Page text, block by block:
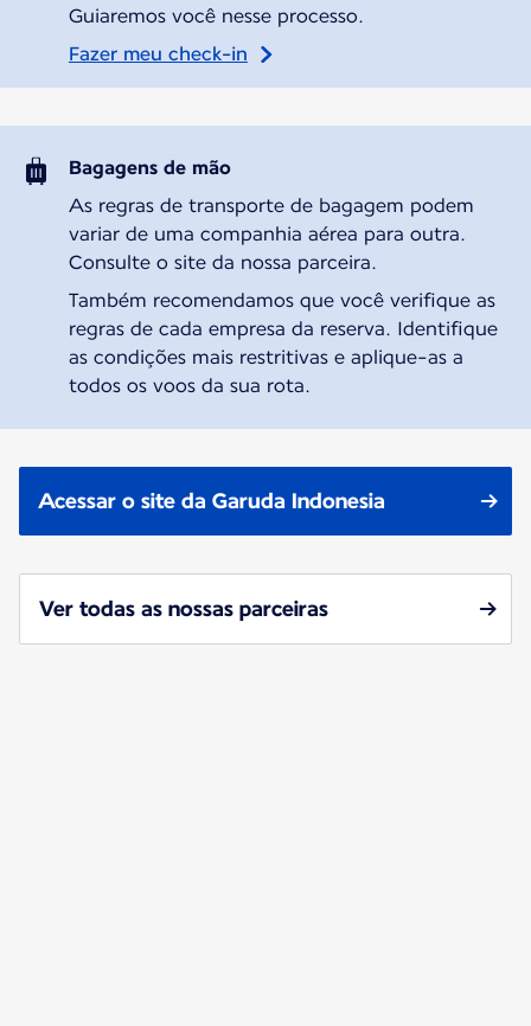
Guiaremos você nesse processo.
Fazer meu check-in
Bagagens de mão
As regras de transporte de bagagem podem
variar de uma companhia aérea para outra.
Consulte o site da nossa parceira.
Também recomendamos que você verifique as
regras de cada empresa da reserva. Identifique
as condições mais restritivas e aplique-as a
todos os voos da sua rota.
Acessar o site da Garuda Indonesia
Ver todas as nossas parceiras